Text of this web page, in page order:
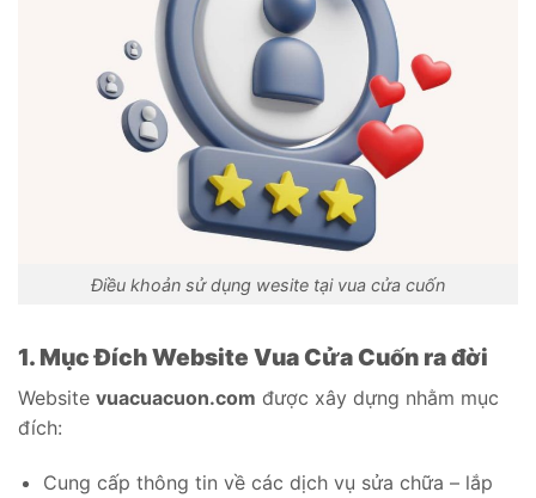
Điều khoản sử dụng wesite tại vua cửa cuốn
1. Mục Đích Website Vua Cửa Cuốn ra đời
Website vuacuacuon.com được xây dựng nhằm mục
đích:
Cung cấp thông tin về các dịch vụ sửa chữa – lắp